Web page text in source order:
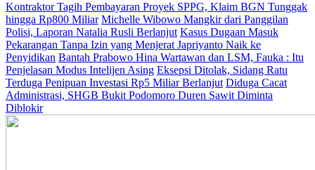
Kontraktor Tagih Pembayaran Proyek SPPG, Klaim BGN Tunggak
hingga Rp800 Miliar Michelle Wibowo Mangkir dari Panggilan
Polisi, Laporan Natalia Rusli Berlanjut Kasus Dugaan Masuk
Pekarangan Tanpa Izin yang Menjerat Japriyanto Naik ke
Penyidikan Bantah Prabowo Hina Wartawan dan LSM, Fauka : Itu
Penjelasan Modus Intelijen Asing Eksepsi Ditolak, Sidang Ratu
Terduga Penipuan Investasi Rp5 Miliar Berlanjut Diduga Cacat
Administrasi, SHGB Bukit Podomoro Duren Sawit Diminta
Diblokir